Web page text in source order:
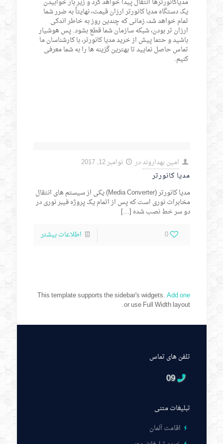
یک دستگاه مدیا کانورتر ارزان قیمت، نهایتاً به ضرر شما
تمام خواهد شد، زمانی که چندین روز به خاطر اندکی
ارزان تر بودن، شبکه سازمان شما قطع بشود. پس هوشیار
باشید و حتما پیش از خرید مدیا کانورتر، با کارشناسان ما
تماس حاصل نمایید تا بهترین گزینه ها را به شما معرفی
کنیم.
امین بهدارونددر
نوامبر 12, 2017
مدیا کانورتر
مدیا کانورتر (Media Converter) یکی از سیستم های انتقال
مخابرات نوری است که پس از اتمام یک پروژه فیبر نوری در
دو سر خط نصب شده […]
0
اطلاعات بیشتر
This template supports the sidebar's widgets.Add one
or use Full Width layout.
تلفن های تماس
09
تبلیغات متنی
اقامت آلمان